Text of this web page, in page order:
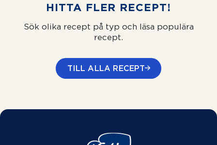
HITTA FLER RECEPT!
Sök olika recept på typ och läsa populära
recept.
TILL ALLA RECEPT